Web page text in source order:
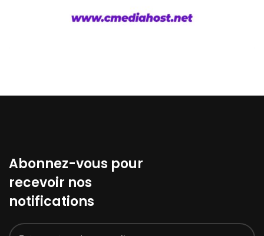
Abonnez-vous pour
recevoir nos
notifications